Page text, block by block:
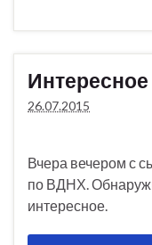
26.07.2015
Вчера вечером с
по ВДНХ.
интересное.